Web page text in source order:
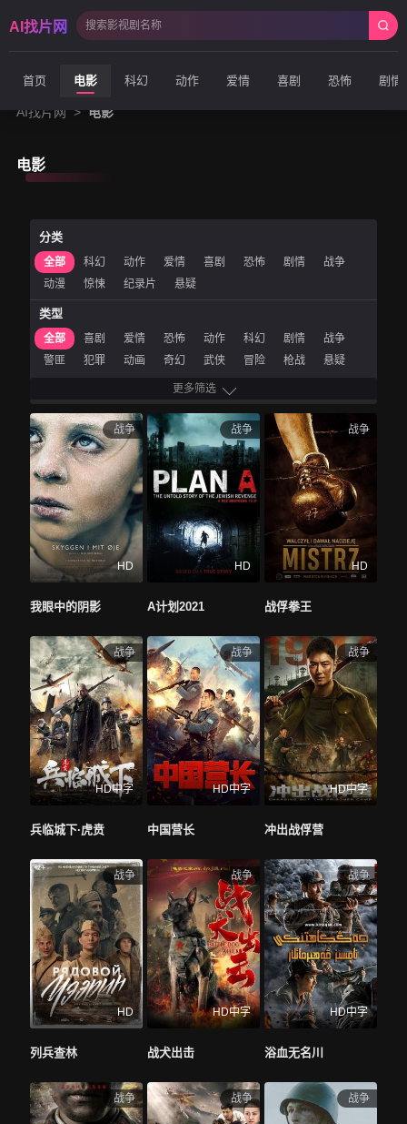
AI找片网
首页 电影 科幻 动作 爱情 喜剧 恐怖 剧情
AI找片网 > 电影
电影
分类
全部 科幻 动作 爱情 喜剧 恐怖 剧情
战争
动漫
惊悚 纪录片 悬疑
类型
全部 喜剧 爱情 恐怖 动作 科幻 剧情
战争
警匪
犯罪 动画 奇幻 武侠 冒险 枪战
悬疑
文艺 微电影
农村
儿童 网络电影
地区
全部 大陆 香港 台湾 美国 法国 英国
日本
韩国
德国 泰国 印度 意大利 西班牙
加拿大
其他
年份
全部 2026 2025 2024 2023
2021
2020
2019 2018
主演
全部 成龙 吴京 沈腾 黄渤 张艺兴
肖战
赵丽颖
雷佳音 马丽 杨紫 吴磊 徐峥
孙艺洲
高叶
王骁 张子枫 邓超 王宝强 刘德华 王一博
更多筛选
战争
HD
我眼中的阴影
战争
HD
A计划2021
战争
HD
战俘拳王
战争
HD中字
兵临城下·虎贲
战争
HD中字
中国营长
战争
HD中字
冲出战俘营
战争
HD
列兵查林
战争
HD中字
战犬出击
战争
HD中字
浴血无名川
战争 战争 战争